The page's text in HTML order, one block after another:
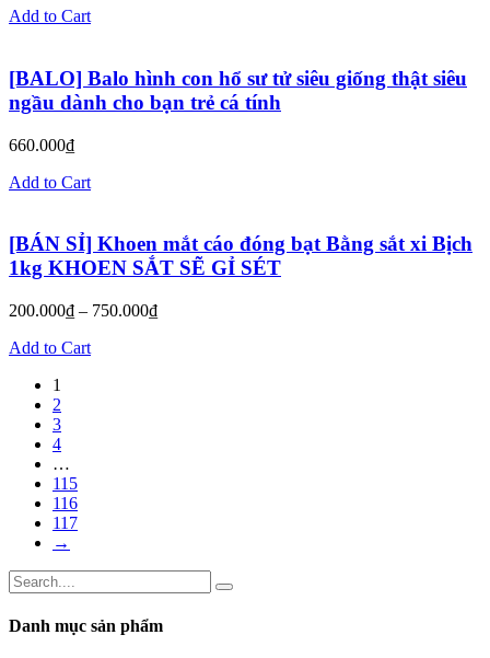
Add to Cart
[BALO] Balo hình con hổ sư tử siêu giống thật siêu
ngầu dành cho bạn trẻ cá tính
660.000₫
Add to Cart
[BÁN SỈ] Khoen mắt cáo đóng bạt Bằng sắt xi Bịch
1kg KHOEN SẮT SẼ GỈ SÉT
200.000₫ – 750.000₫
Add to Cart
1
2
3
4
…
115
116
117
→
Danh mục sản phẩm